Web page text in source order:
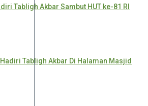
Tabligh Akbar Sambut HUT ke-81 RI
Tabligh Akbar Di Halaman Masjid